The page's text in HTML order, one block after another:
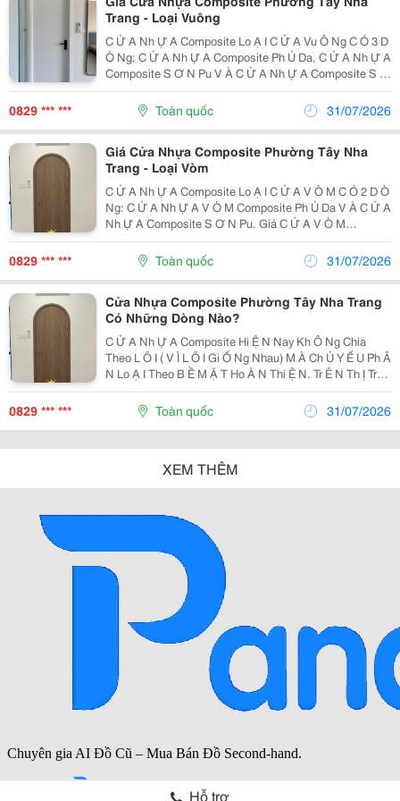
Trang - Loại Vuông
C Ử A Nh Ự A Composite Lo Ạ I C Ử A Vu Ô Ng C Ó 3 D
Ò Ng: C Ử A Nh Ự A Composite Ph Ủ Da, C Ử A Nh Ự A
Composite S Ơ N Pu V À C Ử A Nh Ự A Composite S Ơ
N V Â N G Ỗ . Giá C Ử A Composite Ph Ủ Da Bao G Ồ
M C Á Nh + Khung Bao : 3.600.000Đ/B Ộ Giá...
0829 *** *** Toàn quốc 31/07/2026
Giá Cửa Nhựa Composite Phường Tây Nha
Trang - Loại Vòm
C Ử A Nh Ự A Composite Lo Ạ I C Ử A V Ò M C Ó 2 D Ò
Ng: C Ử A Nh Ự A V Ò M Composite Ph Ủ Da V À C Ử A
Nh Ự A Composite S Ơ N Pu. Giá C Ử A V Ò M
Composite Ph Ủ Da Bao G Ồ M C Á Nh + Khung Bao :
4.700.000Đ/B Ộ Giá C Ử A V Ò M Composite S Ơ N
0829 *** *** Toàn quốc 31/07/2026
Cửa Nhựa Composite Phường Tây Nha Trang
Có Những Dòng Nào?
C Ử A Nh Ự A Composite Hi Ệ N Nay Kh Ô Ng Chia
Theo L Õ I ( V Ì L Õ I Gi Ố Ng Nhau) M À Ch Ủ Y Ế U Ph Â
N Lo Ạ I Theo B Ề M Ặ T Ho À N Thi Ệ N. Tr Ê N Th Ị Tr
Ườ Ng Ph Ổ Bi Ế N Nh Ấ T C Ó 3 Dòng Chính Sau: 1. C
Ử A Nh Ự A Composite Ph Ủ Da (Ph Ủ...
0829 *** *** Toàn quốc 31/07/2026
XEM THÊM
Hỗ trợ